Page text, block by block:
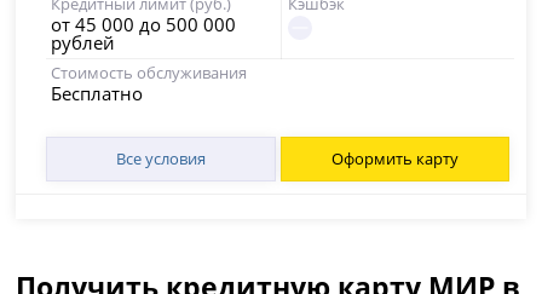
от 45 000 до 500 000
рублей
Стоимость обслуживания
Бесплатно
Все условия Оформить карту